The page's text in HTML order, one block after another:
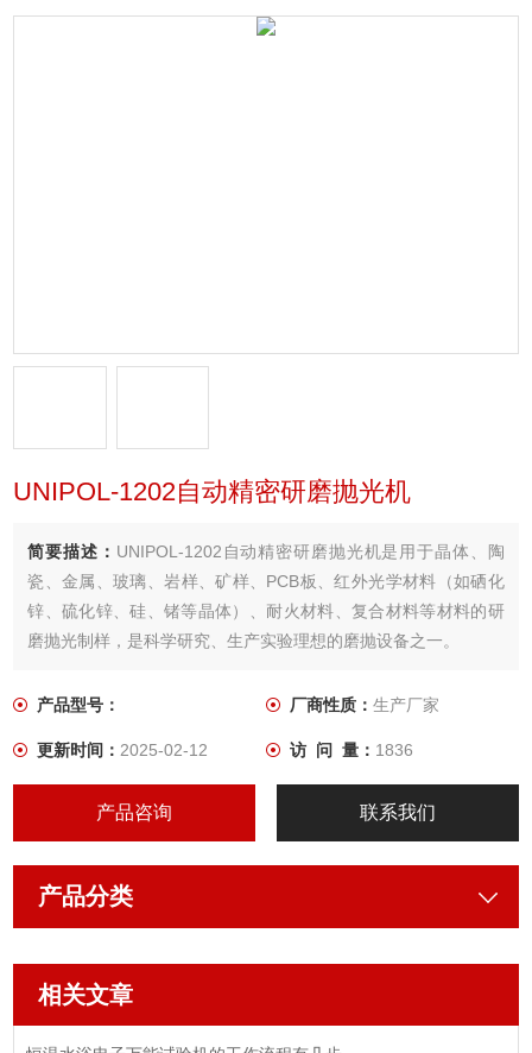
UNIPOL-1202自动精密研磨抛光机
简要描述： UNIPOL-1202自动精密研磨抛光机是用于晶体、陶
瓷、金属、玻璃、岩样、矿样、PCB板、红外光学材料（如硒化
锌、硫化锌、硅、锗等晶体）、耐火材料、复合材料等材料的研
磨抛光制样，是科学研究、生产实验理想的磨抛设备之一。
产品型号： 厂商性质： 生产厂家
更新时间：2025-02-12 访 问 量： 1836
产品咨询 联系我们
产品分类
相关文章